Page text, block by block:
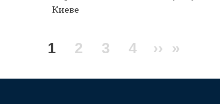
Киеве
Текущая
1 Page
2 Page
3 Page
4 ›› »